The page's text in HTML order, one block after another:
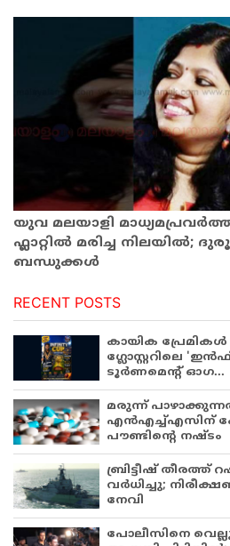
യുവ മലയാളി
ഫ്ലാറ്റിൽ മരിച്ച
ബന്ധുക്കൾ
RECENT POSTS
കായിക പ്രേമികള്‍
ഗ്ലോസ്റ്ററിലെ
ടൂര്‍ണമെന്റ് ഓഗ...
മരുന്ന്
എൻഎച്ച്എസിന്
പൗണ്ടിന്റെ നഷ്ടം
ബ്രിട്ടീഷ് തീരത്ത്
വർധിച്ചു;
നേവി
പോലീസിനെ